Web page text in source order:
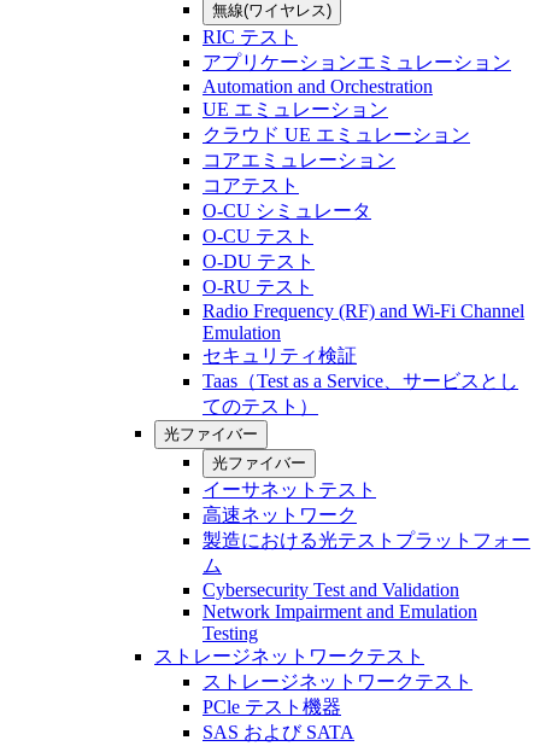
無線(ワイヤレス)
RIC テスト
アプリケーションエミュレーション
Automation and Orchestration
UE エミュレーション
クラウド UE エミュレーション
コアエミュレーション
コアテスト
O-CU シミュレータ
O-CU テスト
O-DU テスト
O-RU テスト
Radio Frequency (RF) and Wi-Fi Channel
Emulation
セキュリティ検証
Taas（Test as a Service、サービスとし
てのテスト）
光ファイバー
光ファイバー
イーサネットテスト
高速ネットワーク
製造における光テストプラットフォー
ム
Cybersecurity Test and Validation
Network Impairment and Emulation
Testing
ストレージネットワークテスト
ストレージネットワークテスト
PCle テスト機器
SAS および SATA